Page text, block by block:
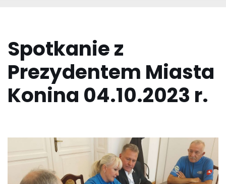
Spotkanie z
Prezydentem Miasta
Konina 04.10.2023 r.